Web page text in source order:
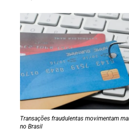
Transações fraudulentas movimentam
no Brasil